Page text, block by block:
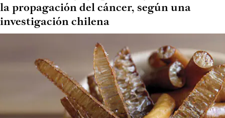
la propagación del cáncer, según una
investigación chilena